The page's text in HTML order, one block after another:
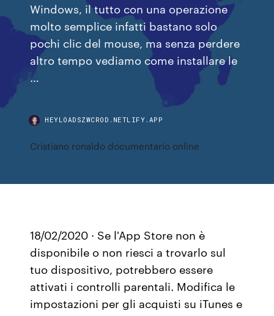
Windows, il tutto con una operazione
molto semplice infatti bastano solo
pochi clic del mouse, ma senza perdere
altro tempo vediamo come installare le
…
HEYLOADSZWCROD.NETLIFY.APP
Cristiano ronaldo documentario online
18/02/2020 · Se l'App Store non è
disponibile o non riesci a trovarlo sul
tuo dispositivo, potrebbero essere
attivati i controlli parentali. Modifica le
impostazioni per gli acquisti su iTunes e